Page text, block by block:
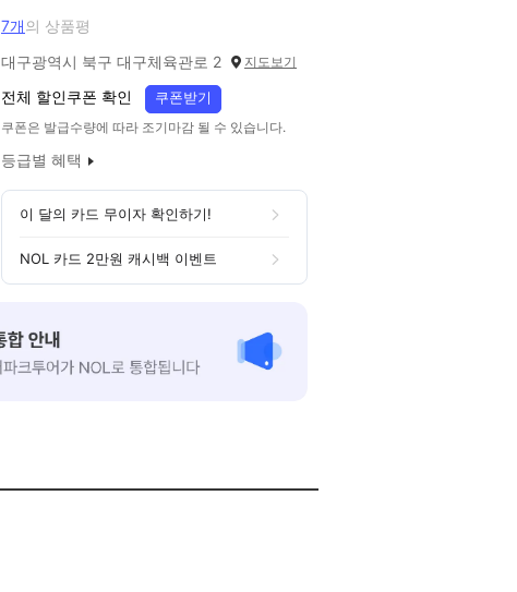
7개의 상품평
대구광역시 북구 대구체육관로 2 지도보기
전체 할인쿠폰 확인 쿠폰받기
쿠폰은 발급수량에 따라 조기마감 될 수 있습니다.
등급별 혜택
이 달의 카드 무이자 확인하기!
NOL 카드 2만원 캐시백 이벤트